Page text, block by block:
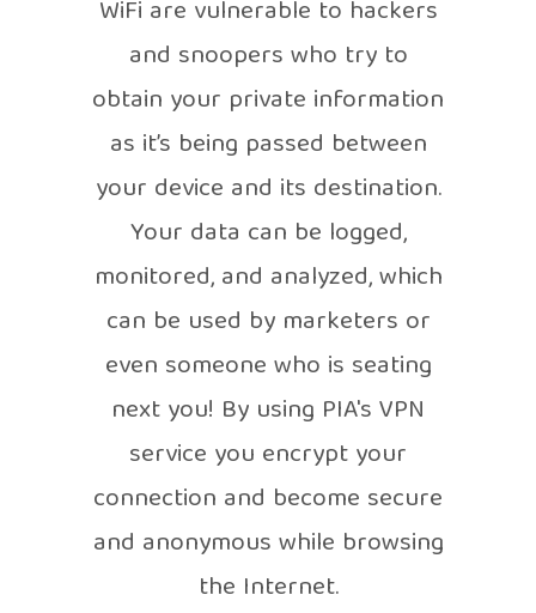
WiFi are vulnerable to hackers
and snoopers who try to
obtain your private information
as it’s being passed between
your device and its destination.
Your data can be logged,
monitored, and analyzed, which
can be used by marketers or
even someone who is seating
next you! By using PIA's VPN
service you encrypt your
connection and become secure
and anonymous while browsing
the Internet.